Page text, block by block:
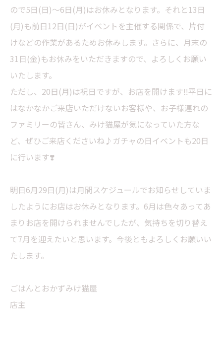
ので5日(日)〜6日(月)はお休みとなります。それと13日
(月)も前日12日(日)がイベントを主催する関係で、片付
けなどの作業があるためお休みします。さらに、月末の
31日(金)もお休みをいただきますので、よろしくお願い
いたします。
ただし、20日(月)は祝日ですが、お店を開けます‼️平日に
はなかなかご来店いただけないお客様や、お子様連れの
ファミリーの皆さん、みけ猫屋が気になっていた方な
ど、ぜひご来店くださいね♪ガチャの日イベントも20日
に行います❣️
明日6月29日(月)は月間スケジュールでお知らせしていま
したようにお店はお休みとなります。6月は色々あってあ
まりお店を開けられませんでしたが、気持ちを切り替え
て7月を迎えたいと思います。今後ともよろしくお願いい
たします。
ごはんとおかずみけ猫屋
店主